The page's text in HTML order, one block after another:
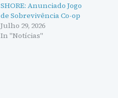
SHORE: Anunciado Jogo
de Sobrevivência Co-op
Julho 29, 2026
In "Notícias"